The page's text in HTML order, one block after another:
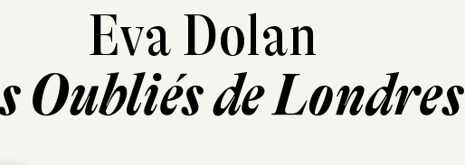
Eva Dolan
Oubliés de Londres